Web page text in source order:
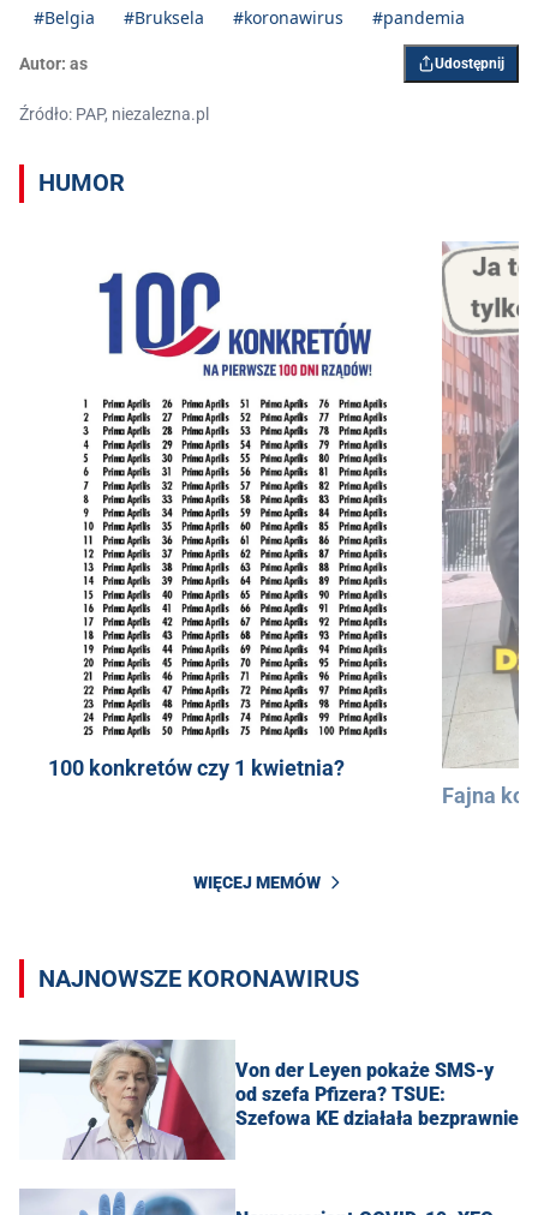
#Belgia #Bruksela #koronawirus #pandemia
Autor: as Udostępnij
Źródło: PAP, niezalezna.pl
HUMOR
100 konkretów czy 1 kwietnia?
Fajna
WIĘCEJ MEMÓW
NAJNOWSZE KORONAWIRUS
Von der Leyen pokaże SMS-y
od szefa Pfizera? TSUE:
Szefowa KE działała bezprawnie